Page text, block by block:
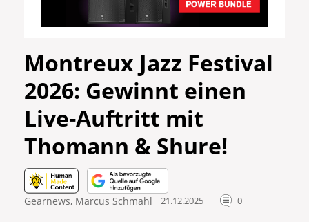
Montreux Jazz Festival
2026: Gewinnt einen
Live-Auftritt mit
Thomann & Shure!
Gearnews, Marcus Schmahl 21.12.2025 0